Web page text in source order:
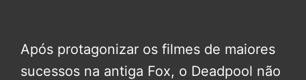
Após protagonizar os filmes de maiores
sucessos na antiga Fox, o Deadpool não